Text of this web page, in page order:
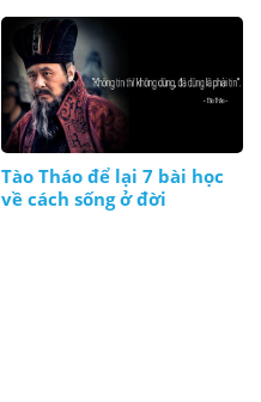
Tào Tháo để lại 7 bài học
về cách sống ở đời